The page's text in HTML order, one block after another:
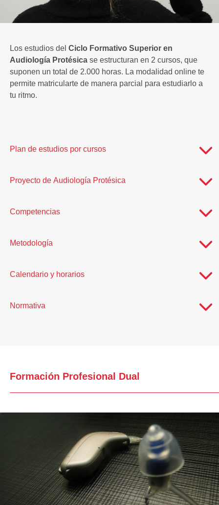
Los estudios del Ciclo Formativo Superior en
Audiología Protésica se estructuran en 2 cursos, que
suponen un total de 2.000 horas. La modalidad online te
permite matricularte de manera parcial para estudiarlo a
tu ritmo.
Plan de estudios por cursos
Proyecto de Audiología Protésica
Competencias
Metodología
Calendario y horarios
Normativa
Formación Profesional Dual